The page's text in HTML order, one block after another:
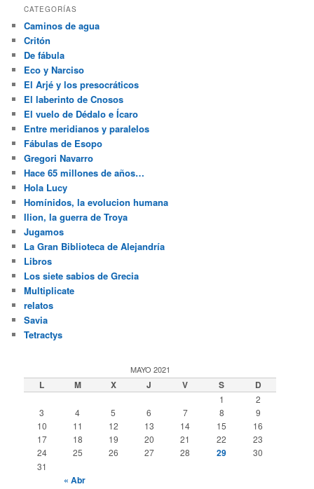
CATEGORÍAS
Caminos de agua
Critón
De fábula
Eco y Narciso
El Arjé y los presocráticos
El laberinto de Cnosos
El vuelo de Dédalo e Ícaro
Entre meridianos y paralelos
Fábulas de Esopo
Gregori Navarro
Hace 65 millones de años…
Hola Lucy
Homínidos, la evolucion humana
Ilion, la guerra de Troya
Jugamos
La Gran Biblioteca de Alejandría
Libros
Los siete sabios de Grecia
Multiplicate
relatos
Savia
Tetractys
MAYO 2021
L M X J V S D
1
2
3
4 5 6 7 8
9
10
11 12 13 14 15
16
17
18 19 20 21 22
23
24
25 26 27 28 29
30
31
« Abr